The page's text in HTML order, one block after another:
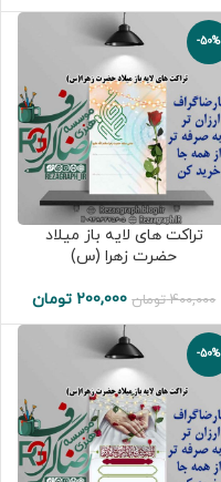
-50%
تراکت های لایه باز میلاد
حضرت زهرا (س)
400,000 تومان 200,000 تومان
-50%